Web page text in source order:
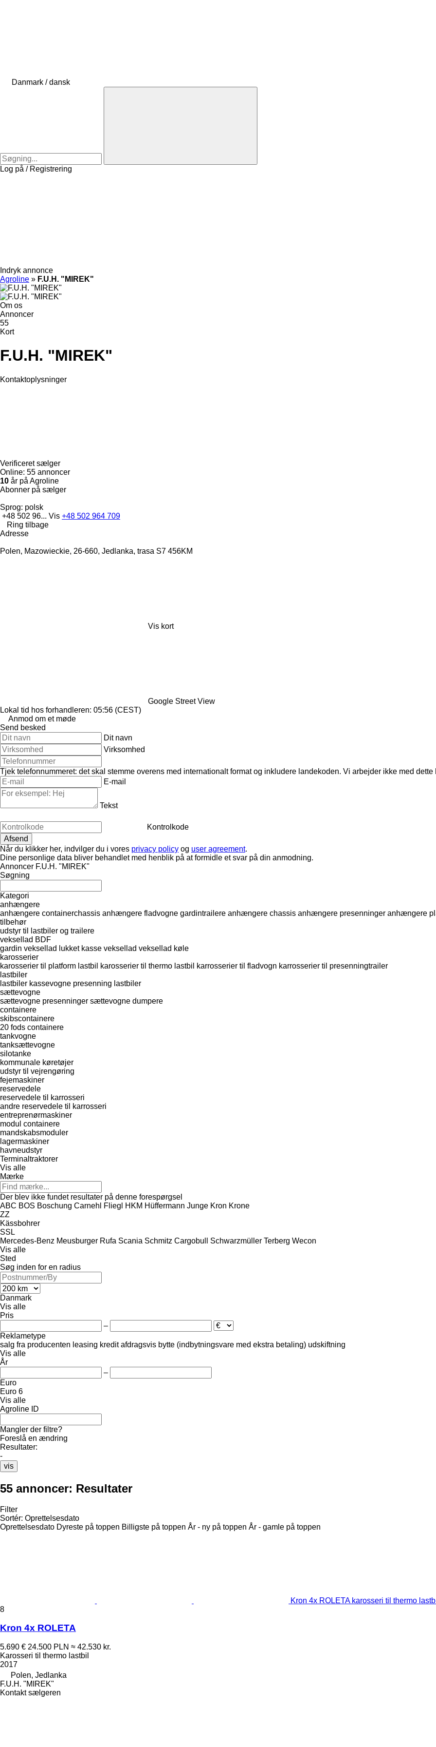
Danmark / dansk
Log på / Registrering
Indryk annonce
Agroline » F.U.H. "MIREK"
Om os
Annoncer
55
Kort
F.U.H. "MIREK"
Kontaktoplysninger
Verificeret sælger
Online: 55 annoncer
10 år på Agroline
Abonner på sælger
Sprog: polsk
+48 502 96... Vis +48 502 964 709
Ring tilbage
Adresse
Polen, Mazowieckie, 26-660, Jedlanka, trasa S7 456KM
Vis kort
Google Street View
Lokal tid hos forhandleren: 05:56 (CEST)
Anmod om et møde
Send besked
Dit navn
Virksomhed
Tjek telefonnummeret: det skal stemme overens med internationalt format og inkludere landekoden. Vi arbejder ikke med dette
E-mail
Tekst
Kontrolkode
Når du klikker her, indvilger du i vores privacy policy og user agreement.
Dine personlige data bliver behandlet med henblik på at formidle et svar på din anmodning.
Annoncer F.U.H. "MIREK"
Søgning
Kategori
anhængere
anhængere containerchassis anhængere fladvogne gardintrailere anhængere chassis anhængere presenninger anhængere
tilbehør
udstyr til lastbiler og trailere
veksellad BDF
gardin veksellad
lukket kasse veksellad veksellad køle
karosserier
karosserier til platform lastbil
karosserier til thermo lastbil karrosserier til fladvogn karrosserier til presenningtrailer
lastbiler
lastbiler kassevogne presenning lastbiler
sættevogne
sættevogne presenninger sættevogne dumpere
containere
skibscontainere
20 fods containere
tankvogne
tanksættevogne
silotanke
kommunale køretøjer
udstyr til vejrengøring
fejemaskiner
reservedele
reservedele til karrosseri
andre reservedele til karrosseri
entreprenørmaskiner
modul containere
mandskabsmoduler
lagermaskiner
havneudstyr
Terminaltraktorer
Vis alle
Mærke
Der blev ikke fundet resultater på denne forespørgsel
ABC BOS Boschung Carnehl Fliegl HKM Hüffermann Junge Kron Krone
ZZ
Kässbohrer
SSL
Mercedes-Benz Meusburger Rufa Scania Schmitz Cargobull Schwarzmüller Terberg Wecon
Vis alle
Sted
Søg inden for en radius
Danmark
Vis alle
Pris
–
Reklametype
salg fra producenten leasing kredit afdragsvis bytte (indbytningsvare med ekstra betaling) udskiftning
Vis alle
År
–
Euro
Euro 6
Vis alle
Agroline ID
Mangler der filtre?
Foreslå en ændring
Resultater:
-
vis
55 annoncer: Resultater
Filter
Sortér: Oprettelsesdato
Oprettelsesdato Dyreste på toppen Billigste på toppen År - ny på toppen År - gamle på toppen
Kron 4x ROLETA karosseri til thermo
8
Kron 4x ROLETA
5.690 € 24.500 PLN ≈ 42.530 kr.
Karosseri til thermo lastbil
2017
Polen, Jedlanka
F.U.H. "MIREK"
Kontakt sælgeren